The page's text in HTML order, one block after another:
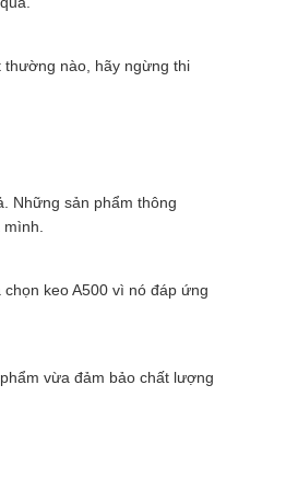
thường nào, hãy ngừng thi
Những sản phẩm thông
keo A500 vì nó đáp ứng
vừa đảm bảo chất lượng